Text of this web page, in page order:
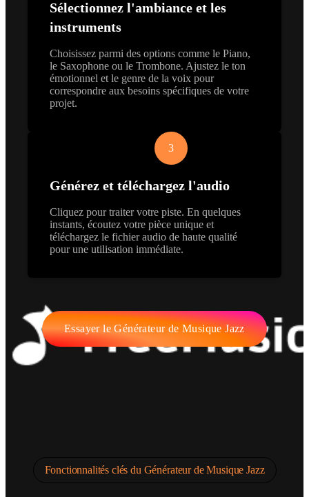
Sélectionnez l'ambiance et les
instruments
Choisissez parmi des options comme le Piano,
le Saxophone ou le Trombone. Ajustez le ton
émotionnel et le genre de la voix pour
correspondre aux besoins spécifiques de votre
projet.
3
Générez et téléchargez l'audio
Cliquez pour traiter votre piste. En quelques
instants, écoutez votre pièce unique et
téléchargez le fichier audio de haute qualité
pour une utilisation immédiate.
Essayer le Générateur de Musique Jazz
Fonctionnalités clés du Générateur de Musique Jazz